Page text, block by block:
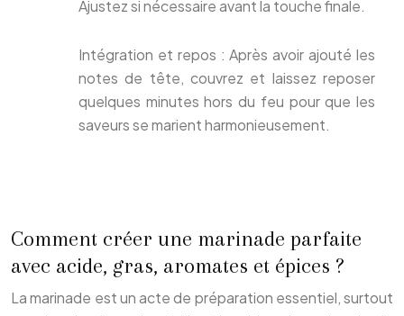
Ajustez si nécessaire avant la touche finale.
Intégration et repos : Après avoir ajouté les
notes de tête, couvrez et laissez reposer
quelques minutes hors du feu pour que les
saveurs se marient harmonieusement.
Comment créer une marinade parfaite
avec acide, gras, aromates et épices ?
La marinade est un acte de préparation essentiel, surtout